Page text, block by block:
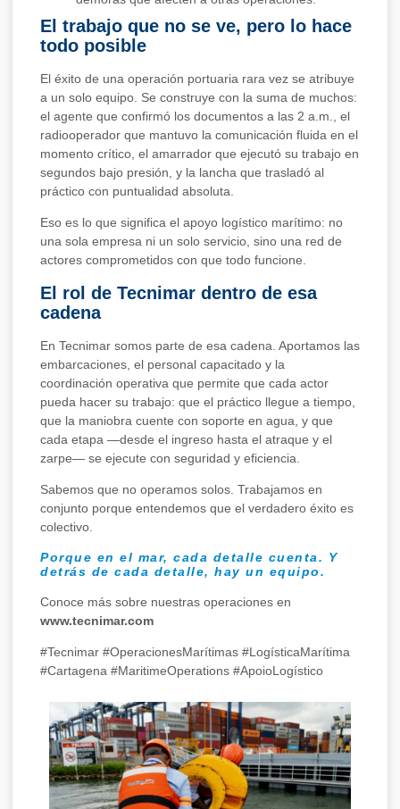
El trabajo que no se ve, pero lo hace
todo posible
El éxito de una operación portuaria rara vez se atribuye
a un solo equipo. Se construye con la suma de muchos:
el agente que confirmó los documentos a las 2 a.m., el
radiooperador que mantuvo la comunicación fluida en el
momento crítico, el amarrador que ejecutó su trabajo en
segundos bajo presión, y la lancha que trasladó al
práctico con puntualidad absoluta.
Eso es lo que significa el apoyo logístico marítimo: no
una sola empresa ni un solo servicio, sino una red de
actores comprometidos con que todo funcione.
El rol de Tecnimar dentro de esa
cadena
En Tecnimar somos parte de esa cadena. Aportamos las
embarcaciones, el personal capacitado y la
coordinación operativa que permite que cada actor
pueda hacer su trabajo: que el práctico llegue a tiempo,
que la maniobra cuente con soporte en agua, y que
cada etapa —desde el ingreso hasta el atraque y el
zarpe— se ejecute con seguridad y eficiencia.
Sabemos que no operamos solos. Trabajamos en
conjunto porque entendemos que el verdadero éxito es
colectivo.
Porque en el mar, cada detalle cuenta. Y
detrás de cada detalle, hay un equipo.
Conoce más sobre nuestras operaciones en
www.tecnimar.com
#Tecnimar #OperacionesMarítimas #LogísticaMarítima
#Cartagena #MaritimeOperations #ApoioLogístico